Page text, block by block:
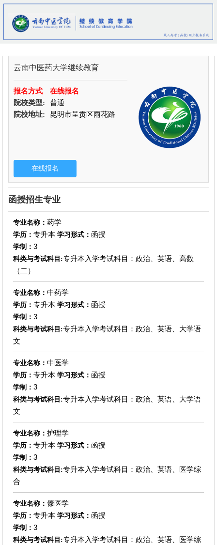
云南中医药大学继续教育
报名方式
在线报名
院校类型:
普通
院校地址:
昆明市呈贡区雨花路
函授招生专业
专业名称： 药学
学历： 专升本 学习形式： 函授
学制： 3
科类与考试科目:专升本入学考试科目：政治、英语、高数
（二）
专业名称： 中药学
学历： 专升本 学习形式： 函授
学制： 3
科类与考试科目:专升本入学考试科目：政治、英语、大学语
文
专业名称： 中医学
学历： 专升本 学习形式： 函授
学制： 3
科类与考试科目:专升本入学考试科目：政治、英语、大学语
文
专业名称： 护理学
学历： 专升本 学习形式： 函授
学制： 3
科类与考试科目:专升本入学考试科目：政治、英语、医学综
合
专业名称： 傣医学
学历： 专升本 学习形式： 函授
学制： 3
科类与考试科目:专升本入学考试科目：政治、英语、医学综